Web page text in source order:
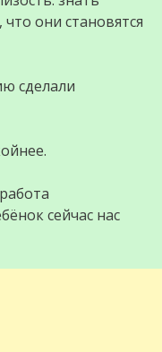
они становятся
сделали
сейчас нас